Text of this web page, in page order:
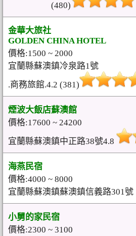
(480)
金華大旅社
GOLDEN CHINA HOTEL
價格:1500 ~ 2000
宜蘭縣蘇澳鎮冷泉路1號
.商務旅館.4.2 (381)
煙波大飯店蘇澳館
價格:17600 ~ 24200
宜蘭縣蘇澳鎮中正路38號4.8
海燕民宿
價格:4000 ~ 8000
宜蘭縣蘇澳鎮蘇澳鎮信義路301號
小舅的家民宿
價格:2300 ~ 3100